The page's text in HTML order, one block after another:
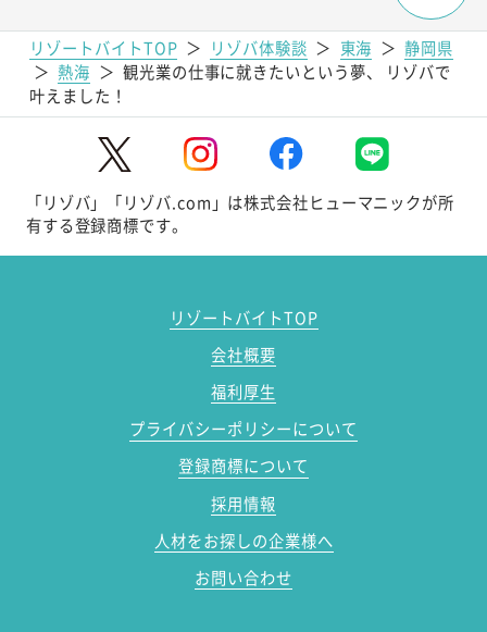
リゾートバイトTOP ＞ リゾバ体験談 ＞ 東海 ＞ 静岡県
＞ 熱海 ＞ 観光業の仕事に就きたいという夢、 リゾバで
叶えました！
「リゾバ」「リゾバ.com」は株式会社ヒューマニックが所
有する登録商標です。
リゾートバイトTOP
会社概要
福利厚生
プライバシーポリシーについて
登録商標について
採用情報
人材をお探しの企業様へ
お問い合わせ